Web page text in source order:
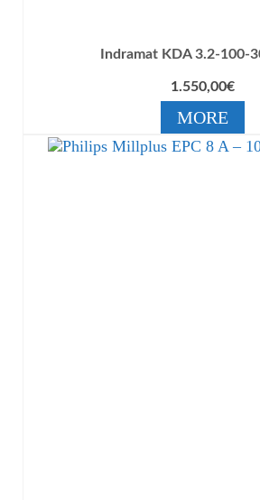
Indramat KDA 3.2-100-
1.550,00€
MORE